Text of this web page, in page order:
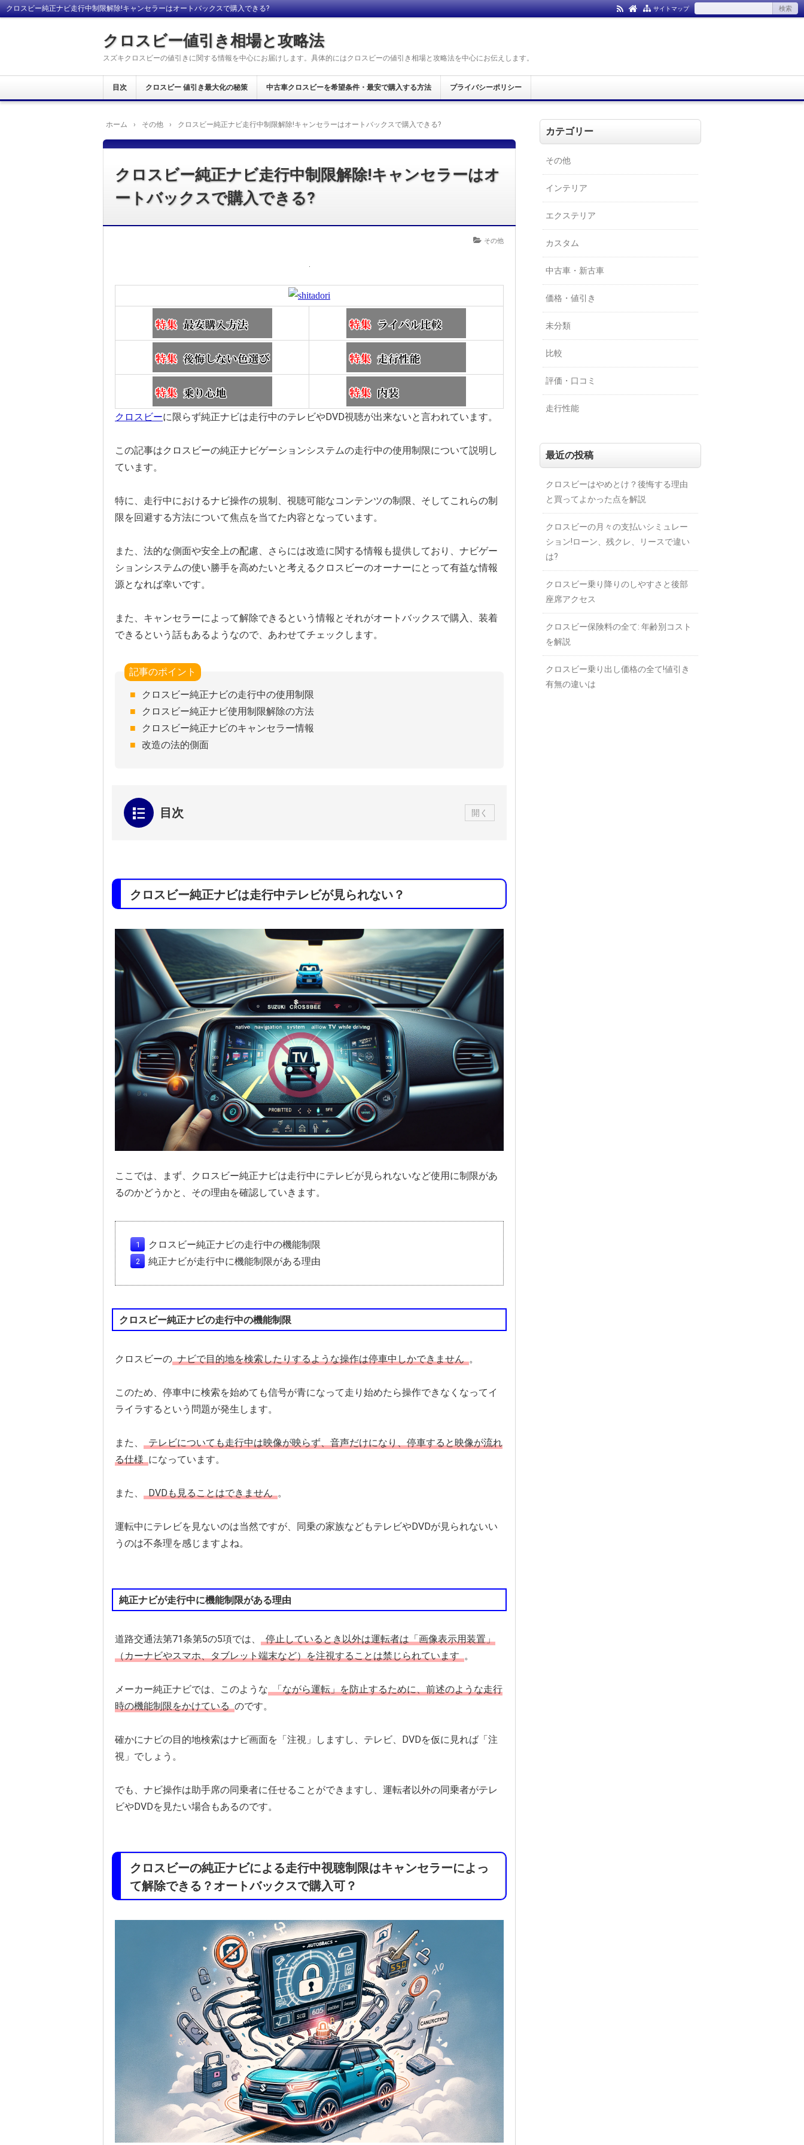
クロスビー純正ナビ走行中制限解除!キャンセラーはオートバックスで購入できる? サイトマップ
クロスビー値引き相場と攻略法
スズキクロスビーの値引きに関する情報を中心にお届けします。具体的にはクロスビーの値引き相場と攻略法を中心にお伝えします。
目次 クロスビー 値引き最大化の秘策 中古車クロスビーを希望条件・最安で購入する方法 プライバシーポリシー
ホーム › その他 › クロスビー純正ナビ走行中制限解除!キャンセラーはオートバックスで購入できる?
クロスビー純正ナビ走行中制限解除!キャンセラーはオ
ートバックスで購入できる?
その他
クロスビーに限らず純正ナビは走行中のテレビやDVD視聴が出来ないと言われています。
この記事はクロスビーの純正ナビゲーションシステムの走行中の使用制限について説明し
ています。
特に、走行中におけるナビ操作の規制、視聴可能なコンテンツの制限、そしてこれらの制
限を回避する方法について焦点を当てた内容となっています。
また、法的な側面や安全上の配慮、さらには改造に関する情報も提供しており、ナビゲー
ションシステムの使い勝手を高めたいと考えるクロスビーのオーナーにとって有益な情報
源となれば幸いです。
また、キャンセラーによって解除できるという情報とそれがオートバックスで購入、装着
できるという話もあるようなので、あわせてチェックします。
記事のポイント
クロスビー純正ナビの走行中の使用制限
クロスビー純正ナビ使用制限解除の方法
クロスビー純正ナビのキャンセラー情報
改造の法的側面
目次 開く
クロスビー純正ナビは走行中テレビが見られない？
ここでは、まず、クロスビー純正ナビは走行中にテレビが見られないなど使用に制限があ
るのかどうかと、その理由を確認していきます。
クロスビー純正ナビの走行中の機能制限
純正ナビが走行中に機能制限がある理由
クロスビー純正ナビの走行中の機能制限
クロスビーの ナビで目的地を検索したりするような操作は停車中しかできません 。
このため、停車中に検索を始めても信号が青になって走り始めたら操作できなくなってイ
ライラするという問題が発生します。
また、
テレビについても走行中は映像が映らず、音声だけになり、停車すると映像が流れ
る仕様 になっています。
また、 DVDも見ることはできません 。
運転中にテレビを見ないのは当然ですが、同乗の家族などもテレビやDVDが見られないい
うのは不条理を感じますよね。
純正ナビが走行中に機能制限がある理由
道路交通法第71条第5の5項では、
停止しているとき以外は運転者は「画像表示用装置」
（カーナビやスマホ、タブレット端末など）を注視することは禁じられています 。
メーカー純正ナビでは、このような 「ながら運転」を防止するために、前述のような走行
時の機能制限をかけている のです。
確かにナビの目的地検索はナビ画面を「注視」しますし、テレビ、DVDを仮に見れば「注
視」でしょう。
でも、ナビ操作は助手席の同乗者に任せることができますし、運転者以外の同乗者がテレ
ビやDVDを見たい場合もあるのです。
クロスビーの純正ナビによる走行中視聴制限はキャンセラーによっ
て解除できる？オートバックスで購入可？
カテゴリー
その他
インテリア
エクステリア
カスタム
中古車・新古車
価格・値引き
未分類
比較
評価・口コミ
走行性能
最近の投稿
クロスビーはやめとけ？後悔する理由
と買ってよかった点を解説
クロスビーの月々の支払いシミュレー
ション!ローン、残クレ、リースで違い
は?
クロスビー乗り降りのしやすさと後部
座席アクセス
クロスビー保険料の全て: 年齢別コスト
を解説
クロスビー乗り出し価格の全て!値引き
有無の違いは